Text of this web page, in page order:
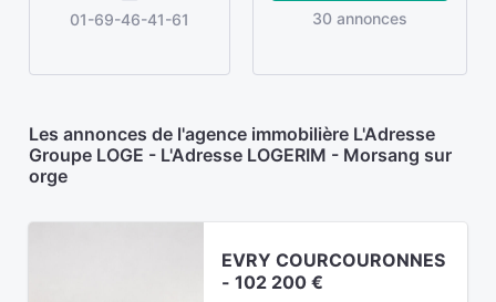
01-69-46-41-61 30 annonces
Les annonces de l'agence immobilière L'Adresse
Groupe LOGE - L'Adresse LOGERIM - Morsang sur
orge
EVRY COURCOURONNES
- 102 200 €